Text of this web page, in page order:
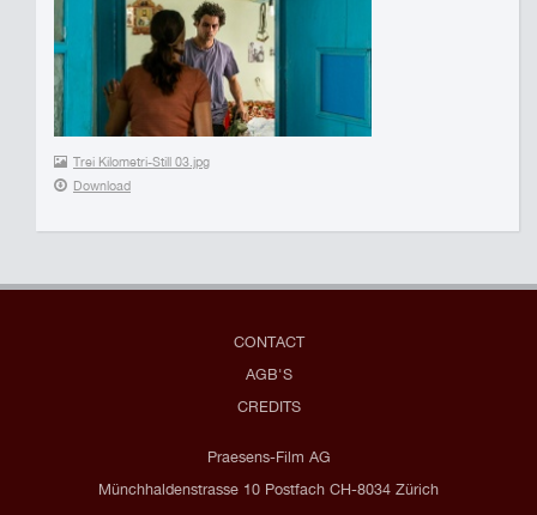
Trei Kilometri-Still 03.jpg
Download
CONTACT
AGB'S
CREDITS
Praesens-Film AG
Münchhaldenstrasse 10 Postfach CH-8034 Zürich